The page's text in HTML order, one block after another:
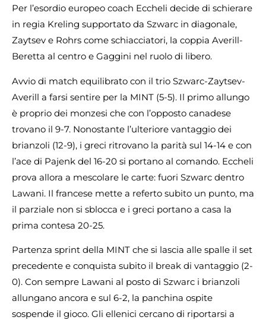
Per l’esordio europeo coach Eccheli decide di schierare
in regia Kreling supportato da Szwarc in diagonale,
Zaytsev e Rohrs come schiacciatori, la coppia Averill-
Beretta al centro e Gaggini nel ruolo di libero.
Avvio di match equilibrato con il trio Szwarc-Zaytsev-
Averill a farsi sentire per la MINT (5-5). Il primo allungo
è proprio dei monzesi che con l’opposto canadese
trovano il 9-7. Nonostante l’ulteriore vantaggio dei
brianzoli (12-9), i greci ritrovano la parità sul 14-14 e con
l’ace di Pajenk del 16-20 si portano al comando. Eccheli
prova allora a mescolare le carte: fuori Szwarc dentro
Lawani. Il francese mette a referto subito un punto, ma
il parziale non si sblocca e i greci portano a casa la
prima contesa 20-25.
Partenza sprint della MINT che si lascia alle spalle il set
precedente e conquista subito il break di vantaggio (2-
0). Con sempre Lawani al posto di Szwarc i brianzoli
allungano ancora e sul 6-2, la panchina ospite
sospende il gioco. Gli ellenici cercano di riportarsi a